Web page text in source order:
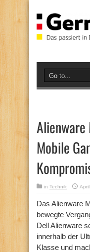
Alienware
Mobile
in Technik
Das Alienware
bewegte
Dell Alienware
innerhalb der
Klasse und